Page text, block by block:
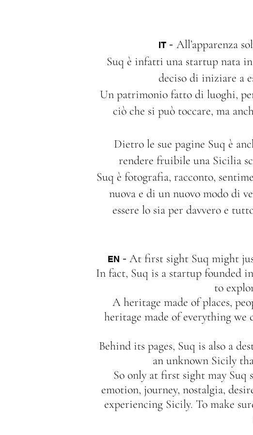
IT - All’apparenza
Suq è infatti una startup nata
deciso di iniziare a
Un patrimonio fatto di luoghi,
ciò che si può toccare, ma
Dietro le sue pagine Suq è
rendere fruibile una Sicilia
Suq è fotografia, racconto,
nuova e di un nuovo modo di
essere lo sia per davvero e
EN - At first sight Suq might
In fact, Suq is a startup founded
to
A heritage made of places,
heritage made of everything we
Behind its pages, Suq is also a
an unknown Sicily
So only at first sight may Suq
emotion, journey, nostalgia,
experiencing Sicily. To make